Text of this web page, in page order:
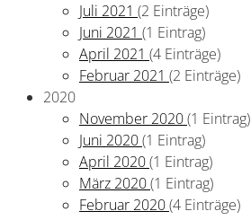
Juli 2021 (2 Einträge)
Juni 2021 (1 Eintrag)
April 2021 (4 Einträge)
Februar 2021 (2 Einträge)
2020
November 2020(1 Eintrag)
Juni 2020(1 Eintrag)
April 2020(1 Eintrag)
März 2020(1 Eintrag)
Februar 2020(4 Einträge)